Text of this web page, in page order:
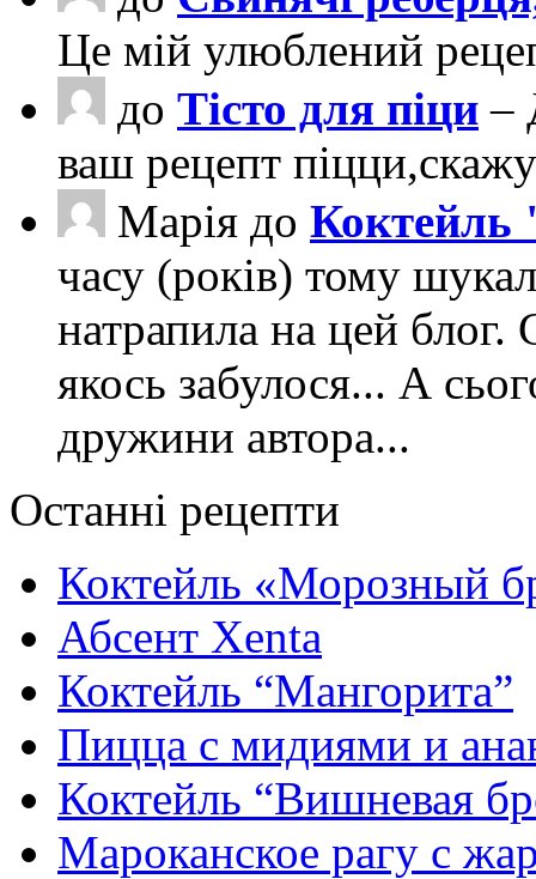
Це мій улюблений
до Тісто для піци –
ваш рецепт
Марія до Коктейль
часу (років) тому
натрапила на цей блог.
якось забулося... А
дружини автора...
Останні рецепти
Коктейль «Морозный
Абсент Xenta
Коктейль “Мангорита”
Пицца с мидиями и
Коктейль “Вишневая
Мароканское рагу с